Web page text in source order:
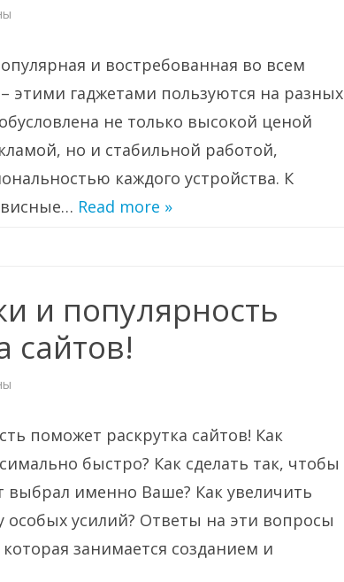
и востребованная во всем
этими гаджетами пользуются на разных
не только высокой ценой
но и стабильной работой,
каждого устройства. К
Read more »
и популярность
сайтов!
поможет раскрутка сайтов! Как
быстро? Как сделать так, чтобы
именно Ваше? Как увеличить
усилий? Ответы на эти вопросы
занимается созданием и